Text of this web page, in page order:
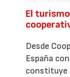
El
Desde
España
constituye